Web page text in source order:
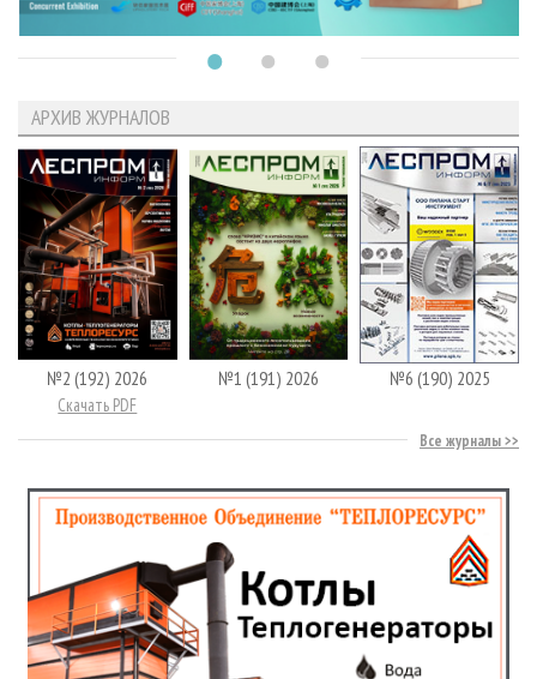
АРХИВ ЖУРНАЛОВ
№2 (192) 2026
Скачать PDF
№1 (191) 2026 №6 (190) 2025
Все журналы